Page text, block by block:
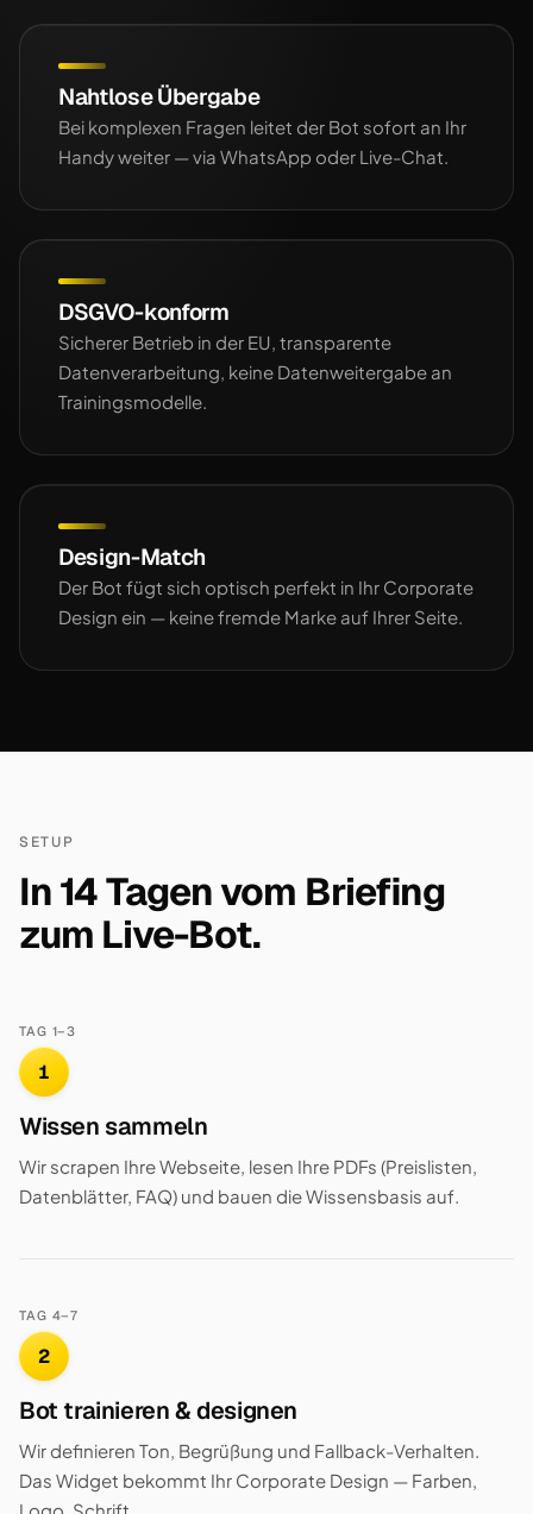
Nahtlose Übergabe
Bei komplexen Fragen leitet der Bot sofort an Ihr
Handy weiter — via WhatsApp oder Live-Chat.
DSGVO-konform
Sicherer Betrieb in der EU, transparente
Datenverarbeitung, keine Datenweitergabe an
Trainingsmodelle.
Design-Match
Der Bot fügt sich optisch perfekt in Ihr Corporate
Design ein — keine fremde Marke auf Ihrer Seite.
SETUP
In 14 Tagen vom Briefing
zum Live-Bot.
TAG 1–3
1
Wissen sammeln
Wir scrapen Ihre Webseite, lesen Ihre PDFs (Preislisten,
Datenblätter, FAQ) und bauen die Wissensbasis auf.
TAG 4–7
2
Bot trainieren & designen
Wir definieren Ton, Begrüßung und Fallback-Verhalten.
Das Widget bekommt Ihr Corporate Design — Farben,